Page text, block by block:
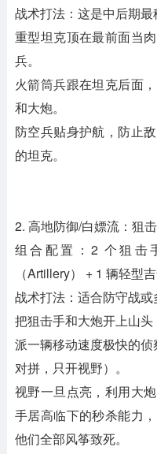
战术打法：这是中后期最
重型坦克顶在最前面当
兵。
火箭筒兵跟在坦克后面
和大炮。
防空兵贴身护航，防止
的坦克。
2. 高地防御/白嫖流：狙
组合配置：2 个狙击
（Artillery） + 1 辆轻型
战术打法：适合防守战或
把狙击手和大炮开上山头
派一辆移动速度极快的侦
对拼，只开视野）。
视野一旦点亮，利用大
手居高临下的秒杀能力
他们全部风筝致死。